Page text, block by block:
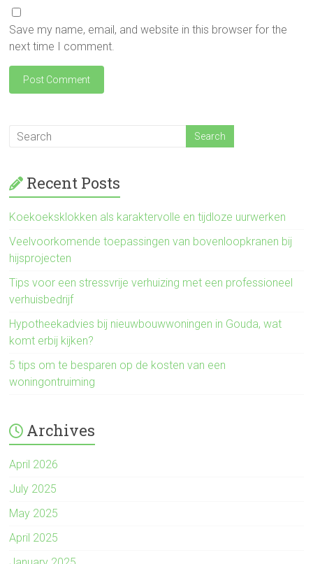
Save my name, email, and website in this browser for the
next time I comment.
Recent Posts
Koekoeksklokken als karaktervolle en tijdloze uurwerken
Veelvoorkomende toepassingen van bovenloopkranen bij
hijsprojecten
Tips voor een stressvrije verhuizing met een professioneel
verhuisbedrijf
Hypotheekadvies bij nieuwbouwwoningen in Gouda, wat
komt erbij kijken?
5 tips om te besparen op de kosten van een
woningontruiming
Archives
April 2026
July 2025
May 2025
April 2025